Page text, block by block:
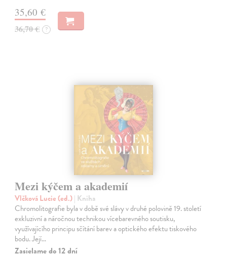
35,60 €
36,70 € ?
Mezi kýčem a akademií
Vlčková Lucie (ed.)| Kniha
Chromolitografie byla v době své slávy v druhé polovině 19. století
exkluzivní a náročnou technikou vícebarevného soutisku,
využívajícího principu sčítání barev a optického efektu tiskového
bodu. Její…
Zasielame do 12 dní